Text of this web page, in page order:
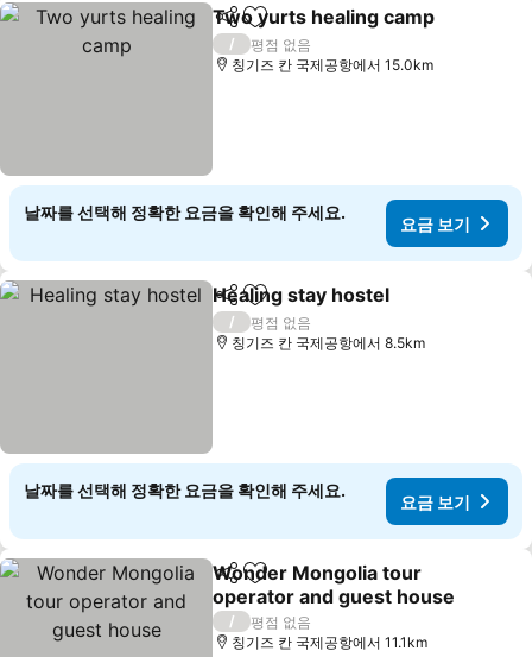
공유 즐겨찾기에 추가
Two yurts healing camp
/
평점 없음
칭기즈 칸 국제공항에서 15.0km
날짜를 선택해 정확한 요금을 확인해 주세요.
요금 보기
공유 즐겨찾기에 추가
Healing stay hostel
/
평점 없음
칭기즈 칸 국제공항에서 8.5km
날짜를 선택해 정확한 요금을 확인해 주세요.
요금 보기
공유 즐겨찾기에 추가
Wonder Mongolia tour
operator and guest house
요금 보기
/
평점 없음
칭기즈 칸 국제공항에서 11.1km